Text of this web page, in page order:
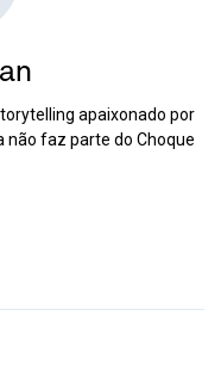
apaixonado por
não faz parte do Choque